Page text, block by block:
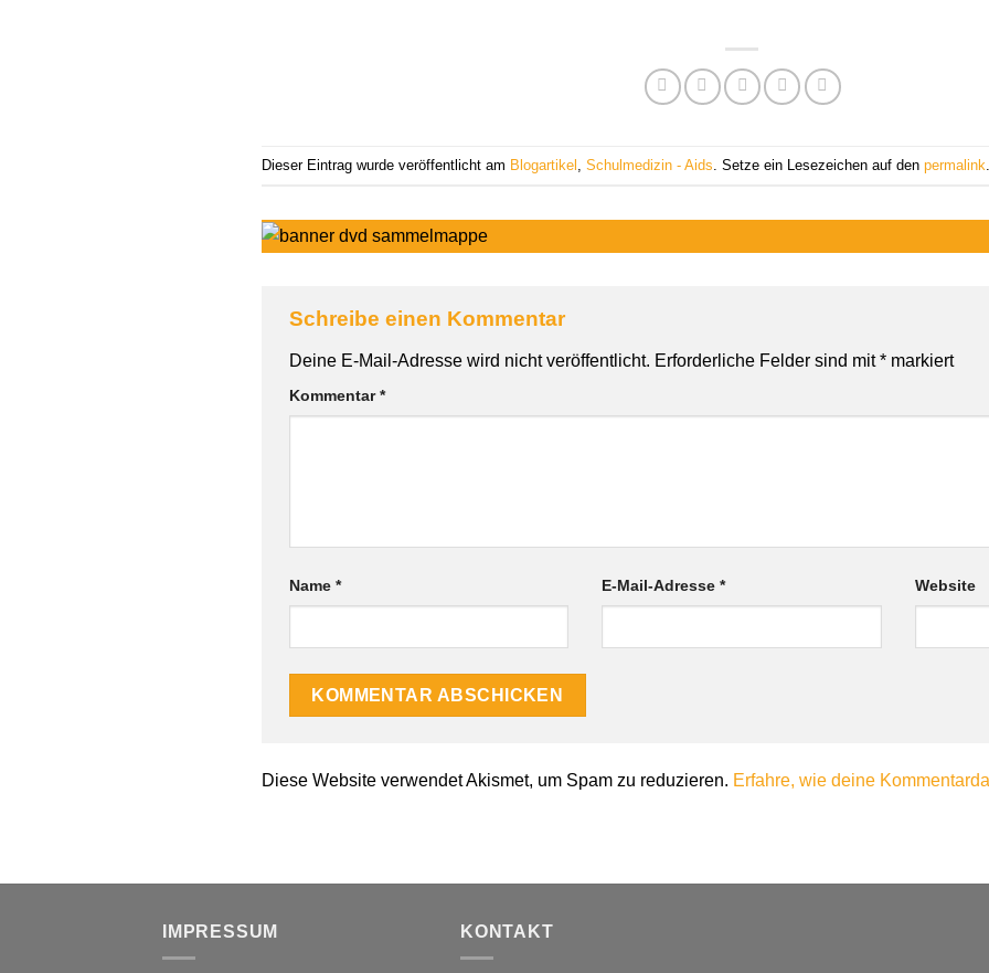
Dieser Eintrag wurde veröffentlicht am Blogartikel Schulmedizin - Aids . Setze ein Lesezeichen auf den permalink
Schreibe einen Kommentar
Deine E-Mail-Adresse wird nicht veröffentlicht. Erforderliche Felder sind mit* markiert
Kommentar*
Name * E-Mail-Adresse* Website
Diese Website verwendet Akismet, um Spam zu reduzieren. Erfahre, wie deine
IMPRESSUM KONTAKT